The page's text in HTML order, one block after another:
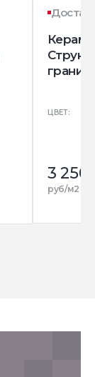
гранит)
ЦВЕТ:
3 250
руб/м2